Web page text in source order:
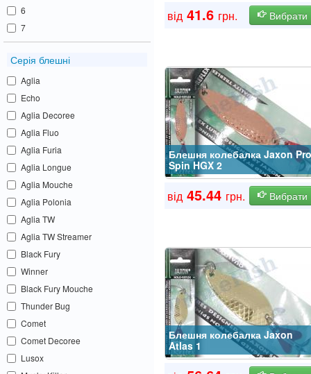
6
7
Серія блешні
Aglia
Echo
Aglia Decoree
Aglia Fluo
Aglia Furia
Aglia Longue
Aglia Mouche
Aglia Polonia
Aglia TW
Aglia TW Streamer
Black Fury
Winner
Black Fury Mouche
Thunder Bug
Comet
Comet Decoree
Lusox
від 41.6 грн. Вибрати
Блешня колебалка Jaxon Pro
Spin HGX 2
від 45.44 грн. Вибрати
Блешня колебалка Jaxon
Atlas 1